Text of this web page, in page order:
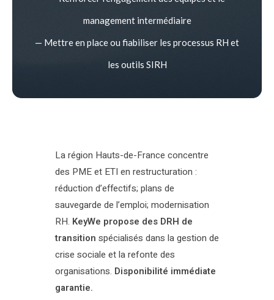
management intermédiaire
— Mettre en place ou fiabiliser les processus RH et
les outils SIRH
La région Hauts-de-France concentre
des PME et ETI en restructuration :
réduction d’effectifs; plans de
sauvegarde de l’emploi; modernisation
RH. KeyWe propose des DRH de
transition spécialisés dans la gestion de
crise sociale et la refonte des
organisations. Disponibilité immédiate
garantie.